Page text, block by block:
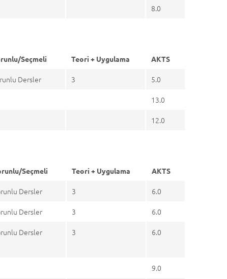
8.0
Seçmeli Teori + Uygulama AKTS
Dersler 3
5.0
13.0
12.0
Seçmeli Teori + Uygulama AKTS
Dersler 3
6.0
Dersler 3
6.0
Dersler 3 6.0
9.0